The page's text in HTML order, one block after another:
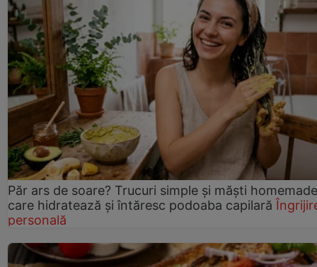
Păr ars de soare? Trucuri simple și măști homemade
care hidratează și întăresc podoaba capilară
personală